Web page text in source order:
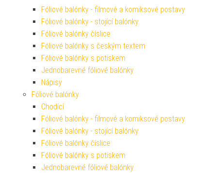
Fóliové balónky - filmové a komiksové postavy
Fóliové balónky - stojící balónky
Fóliové balónky číslice
Fóliové balónky s českým textem
Fóliové balónky s potiskem
Jednobarevné fóliové balónky
Nápisy
Fóliové balónky
Chodící
Fóliové balónky - filmové a komiksové postavy
Fóliové balónky - stojící balónky
Fóliové balónky číslice
Fóliové balónky s potiskem
Jednobarevné fóliové balónky